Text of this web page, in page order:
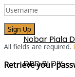
Nobar Piala
DPD RI DIY
All fields are required.
Retrieve your